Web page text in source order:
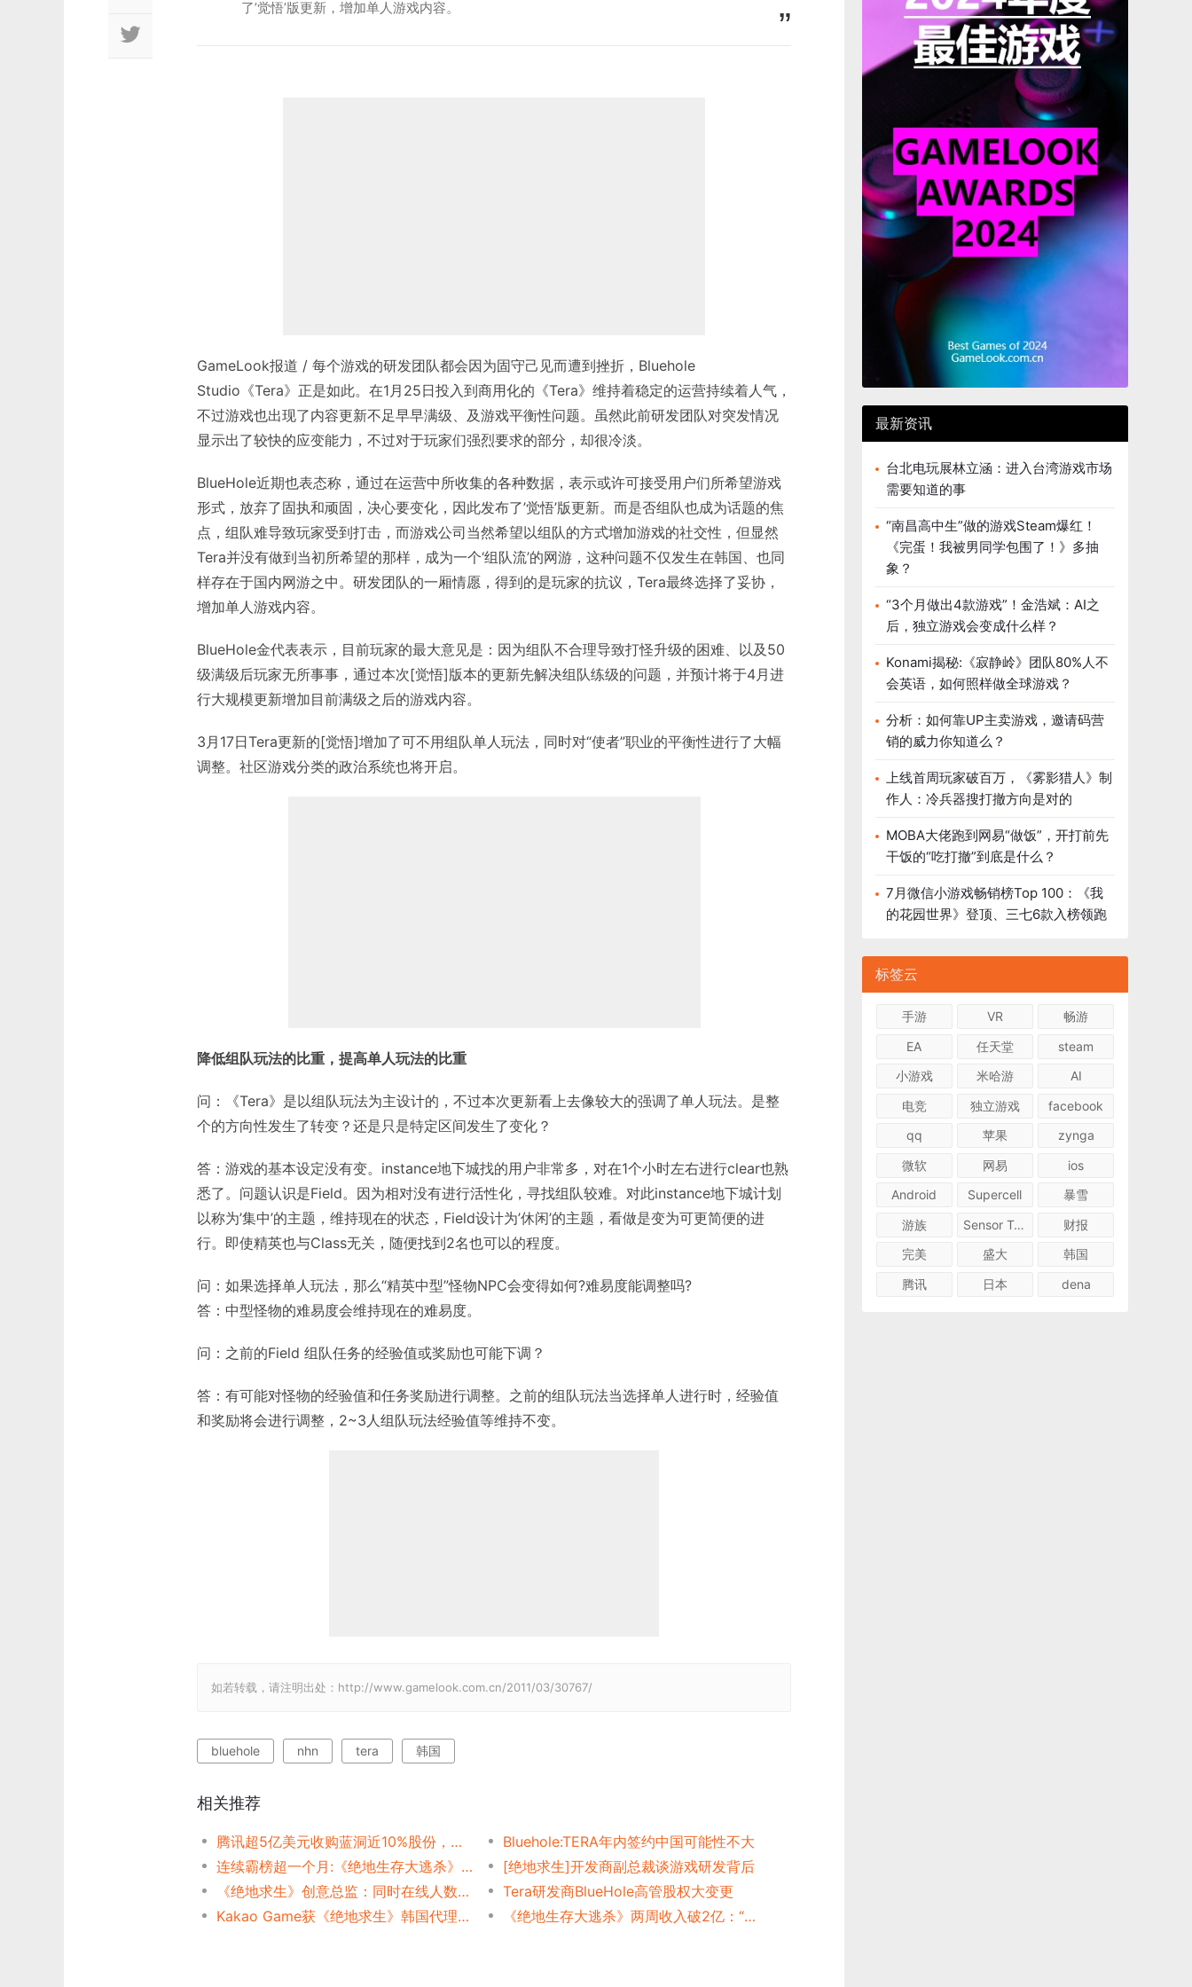
了’觉悟’版更新，增加单人游戏内容。
GameLook报道 / 每个游戏的研发团队都会因为固守己见而遭到挫折，Bluehole
Studio《Tera》正是如此。在1月25日投入到商用化的《Tera》维持着稳定的运营持续着人气，
不过游戏也出现了内容更新不足早早满级、及游戏平衡性问题。虽然此前研发团队对突发情况
显示出了较快的应变能力，不过对于玩家们强烈要求的部分，却很冷淡。
BlueHole近期也表态称，通过在运营中所收集的各种数据，表示或许可接受用户们所希望游戏
形式，放弃了固执和顽固，决心要变化，因此发布了’觉悟’版更新。而是否组队也成为话题的焦
点，组队难导致玩家受到打击，而游戏公司当然希望以组队的方式增加游戏的社交性，但显然
Tera并没有做到当初所希望的那样，成为一个‘组队流’的网游，这种问题不仅发生在韩国、也同
样存在于国内网游之中。研发团队的一厢情愿，得到的是玩家的抗议，Tera最终选择了妥协，
增加单人游戏内容。
BlueHole金代表表示，目前玩家的最大意见是：因为组队不合理导致打怪升级的困难、以及50
级满级后玩家无所事事，通过本次[觉悟]版本的更新先解决组队练级的问题，并预计将于4月进
行大规模更新增加目前满级之后的游戏内容。
3月17日Tera更新的[觉悟]增加了可不用组队单人玩法，同时对“使者”职业的平衡性进行了大幅
调整。社区游戏分类的政治系统也将开启。
降低组队玩法的比重，提高单人玩法的比重
问：《Tera》是以组队玩法为主设计的，不过本次更新看上去像较大的强调了单人玩法。是整
个的方向性发生了转变？还是只是特定区间发生了变化？
答：游戏的基本设定没有变。instance地下城找的用户非常多，对在1个小时左右进行clear也熟
悉了。问题认识是Field。因为相对没有进行活性化，寻找组队较难。对此instance地下城计划
以称为’集中’的主题，维持现在的状态，Field设计为’休闲’的主题，看做是变为可更简便的进
行。即使精英也与Class无关，随便找到2名也可以的程度。
问：如果选择单人玩法，那么“精英中型”怪物NPC会变得如何?难易度能调整吗?
答：中型怪物的难易度会维持现在的难易度。
问：之前的Field 组队任务的经验值或奖励也可能下调？
答：有可能对怪物的经验值和任务奖励进行调整。之前的组队玩法当选择单人进行时，经验值
和奖励将会进行调整，2~3人组队玩法经验值等维持不变。
如若转载，请注明出处：http://www.gamelook.com.cn/2011/03/30767/
bluehole nhn tera 韩国
相关推荐
腾讯超5亿美元收购蓝洞近10%股份，一年半以来蓝洞市值翻27倍
Bluehole:TERA年内签约中国可能性不大
连续霸榜超一个月:《绝地生存大逃杀》开发者是如何创造亿万大作?
[绝地求生]开发商副总裁谈游戏研发背后
《绝地求生》创意总监：同时在线人数超过310万
Tera研发商BlueHole高管股权大变更
Kakao Game获《绝地求生》韩国代理权：韩国版吃鸡亦被”和谐”
《绝地生存大逃杀》两周收入破2亿：“大逃杀”成为竞技游戏新玩法？
最新资讯
台北电玩展林立涵：进入台湾游戏市场
需要知道的事
“南昌高中生”做的游戏Steam爆红！
《完蛋！我被男同学包围了！》多抽
象？
“3个月做出4款游戏”！金浩斌：AI之
后，独立游戏会变成什么样？
Konami揭秘:《寂静岭》团队80%人不
会英语，如何照样做全球游戏？
分析：如何靠UP主卖游戏，邀请码营
销的威力你知道么？
上线首周玩家破百万，《雾影猎人》制
作人：冷兵器搜打撤方向是对的
MOBA大佬跑到网易“做饭”，开打前先
干饭的“吃打撤”到底是什么？
7月微信小游戏畅销榜Top 100：《我
的花园世界》登顶、三七6款入榜领跑
标签云
手游 VR
畅游
EA
任天堂
steam
小游戏
米哈游
AI
电竞
独立游戏
facebook
qq
苹果
zynga
微软
网易
ios
Android
Supercell
暴雪
游族
Sensor Tower
财报
完美
盛大
韩国
腾讯
日本 dena